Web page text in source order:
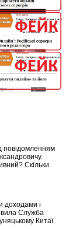
повідомленням
Скільки
доходами і
Служба
Китаї